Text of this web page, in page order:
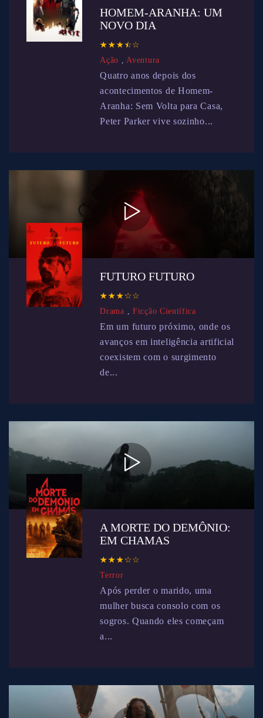
HOMEM-ARANHA: UM
NOVO DIA
☆ ☆ ☆ ☆☆
★ ★ ★ ★★
Ação ,Aventura
Quatro anos depois dos
acontecimentos de Homem-
Aranha: Sem Volta para Casa,
Peter Parker vive sozinho...
FUTURO FUTURO
☆ ☆ ☆ ☆☆
★ ★ ★ ★★
Drama , Ficção Científica
Em um futuro próximo, onde os
avanços em inteligência artificial
coexistem com o surgimento
de...
A MORTE DO DEMÔNIO:
EM CHAMAS
☆ ☆ ☆ ☆☆
★ ★ ★ ★★
Terror
Após perder o marido, uma
mulher busca consolo com os
sogros. Quando eles começam
a...